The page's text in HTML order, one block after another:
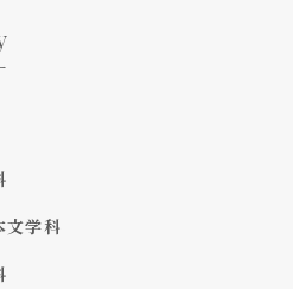
文学科